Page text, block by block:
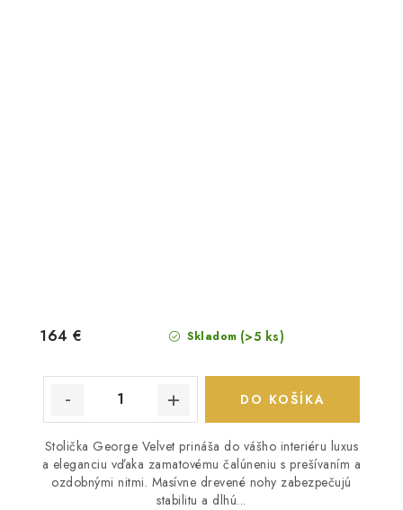
Skladom (>5 ks)
164 €
DO KOŠÍKA
Stolička George Velvet prináša do vášho interiéru luxus
a eleganciu vďaka zamatovému čalúneniu s prešívaním a
ozdobnými nitmi. Masívne drevené nohy zabezpečujú
stabilitu a dlhú...